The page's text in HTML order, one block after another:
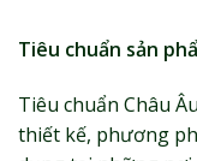
Tiêu chuẩn sản
Tiêu chuẩn Châu
thiết kế, phương